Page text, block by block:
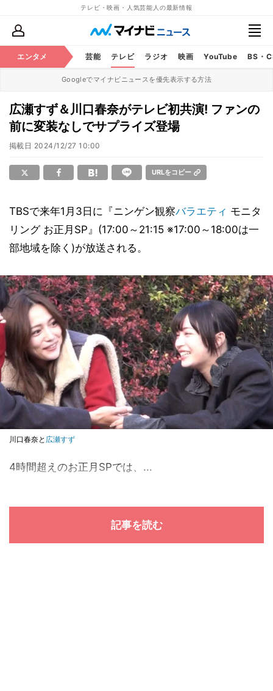
テレビ・映画・人気芸能人の最新情報
エンタメ 芸能 テレビ ラジオ 映画 YouTube BS・
Googleでマイナビニュースを優先表示する方法
広瀬すず＆川口春奈がテレビ初共演! ファンの
前に変装なしでサプライズ登場
掲載日 2024/12/27 10:00
URLをコピー
TBSで来年1月3日に『ニンゲン観察バラエティ モニタ
リング お正月SP』(17:00～21:15 ※17:00～18:00は一
部地域を除く)が放送される。
川口春奈と 広瀬すず
4時間超えのお正月SPでは、...
記事を読む